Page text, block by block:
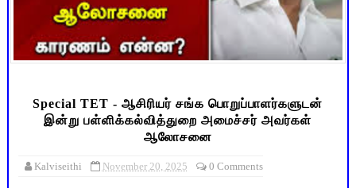
Special TET - ஆசிரியர் சங்க பொறுப்பாளர்களுடன்
இன்று பள்ளிக்கல்வித்துறை அமைச்சர் அவர்கள்
ஆலோசனை
Kalviseithi November 20, 2025 0 Comments